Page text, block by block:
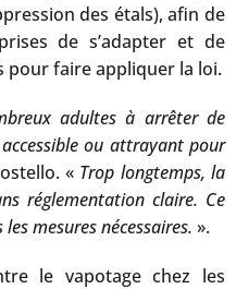
des étals), afin de
de s’adapter et de
pour faire appliquer la loi.
adultes à arrêter de
ou attrayant pour
« Trop longtemps, la
réglementation claire. Ce
mesures nécessaires. ».
le vapotage chez les